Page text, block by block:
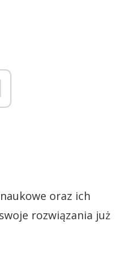
oraz ich
rozwiązania już